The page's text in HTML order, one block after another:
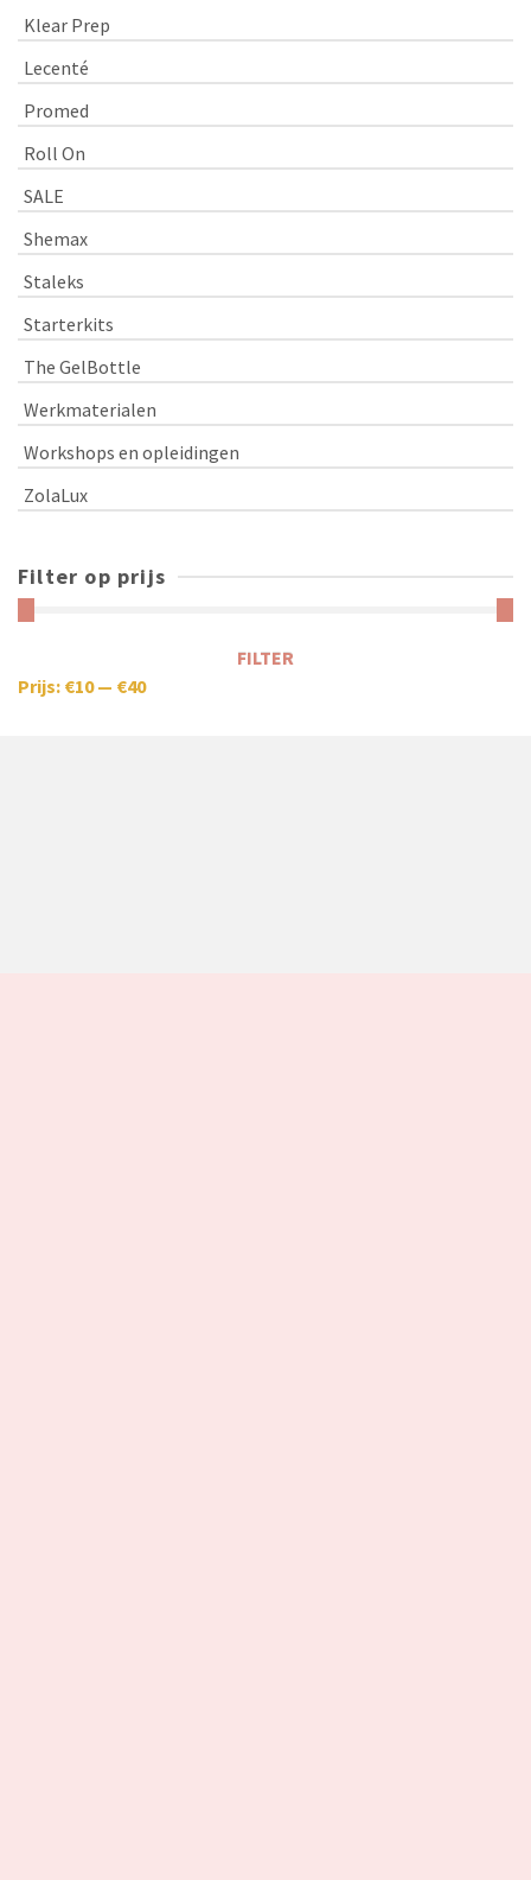
Klear Prep
Lecenté
Promed
Roll On
SALE
Shemax
Staleks
Starterkits
The GelBottle
Werkmaterialen
Workshops en opleidingen
ZolaLux
Filter op prijs
FILTER
Prijs: €10— €40